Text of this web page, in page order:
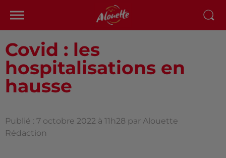
Covid : les
hospitalisations en
hausse
Publié : 7 octobre 2022 à 11h28 par Alouette
Rédaction